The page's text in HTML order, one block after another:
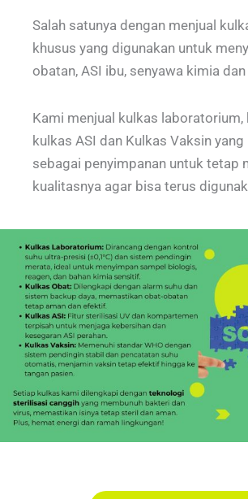
Salah satunya dengan menjual
khusus yang digunakan untuk
obatan, ASI ibu, senyawa kimia
Kami menjual kulkas laboratorium,
kulkas ASI dan Kulkas Vaksin yang
sebagai penyimpanan untuk tetap
kualitasnya agar bisa terus